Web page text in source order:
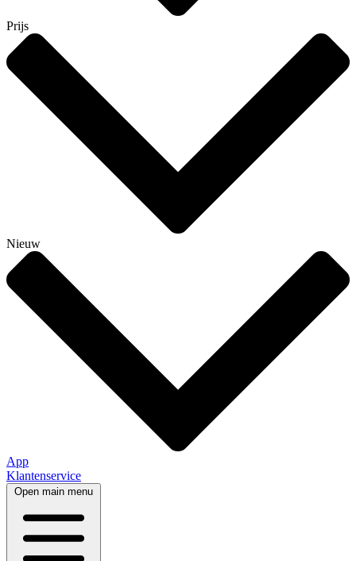
Prijs
Nieuw
App
Klantenservice
Open main menu